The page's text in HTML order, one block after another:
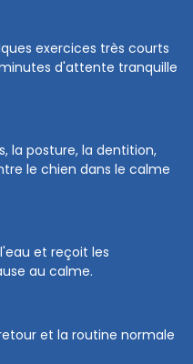
exercices très courts
minutes d'attente tranquille
la posture, la dentition,
le chien dans le calme
et reçoit les
au calme.
et la routine normale